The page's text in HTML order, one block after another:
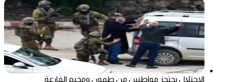
الاحتلال يحتجز مواطنين من طمون ومخيم الفارعة